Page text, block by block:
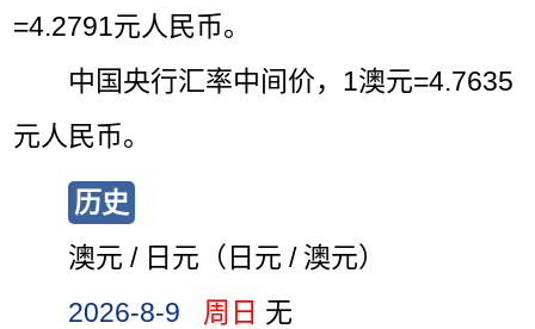
=4.2791元人民币。
中国央行汇率中间价，1澳元=4.7635
元人民币。
历史
澳元 / 日元（日元 / 澳元）
2026-8-9
周日 无